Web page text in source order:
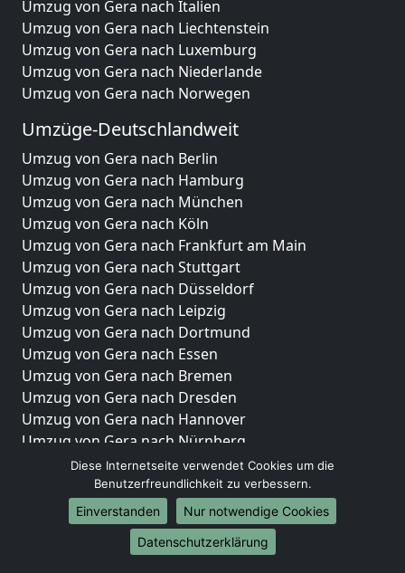
Umzug von Gera nach Italien
Umzug von Gera nach Liechtenstein
Umzug von Gera nach Luxemburg
Umzug von Gera nach Niederlande
Umzug von Gera nach Norwegen
Umzüge-Deutschlandweit
Umzug von Gera nach Berlin
Umzug von Gera nach Hamburg
Umzug von Gera nach München
Umzug von Gera nach Köln
Umzug von Gera nach Frankfurt am Main
Umzug von Gera nach Stuttgart
Umzug von Gera nach Düsseldorf
Umzug von Gera nach Leipzig
Umzug von Gera nach Dortmund
Umzug von Gera nach Essen
Umzug von Gera nach Bremen
Umzug von Gera nach Dresden
Umzug von Gera nach Hannover
Umzug von Gera nach Nürnberg
Umzug von Gera nach Duisburg
Umzug von Gera nach Bochum
Umzug von Gera nach Wuppertal
Umzug von Gera nach Bielefeld
Umzug von Gera nach Bonn
Diese Internetseite verwendet Cookies um die
Benutzerfreundlichkeit zu verbessern.
Einverstanden
Nur notwendige Cookies
Datenschutzerklärung